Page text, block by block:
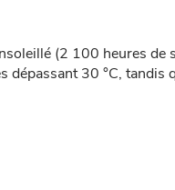
(2 100 heures de
dépassant 30 °C,